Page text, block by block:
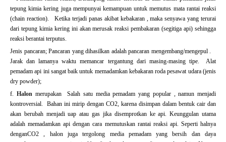
tepung kimia kering juga mempunyai kemampuan untuk memutus mata rantai reaksi
(chain reaction). Ketika terjadi panas akibat kebakaran , maka senyawa yang terurai
dari tepung kimia kering ini akan merusak reaksi pembakaran (segitiga api) sehingga
reaksi berantai terputus.
Jenis pancaran; Pancaran yang dihasilkan adalah pancaran mengembang/mengepul .
Jarak dan lamanya waktu memancar tergantung dari masing-masing tipe. Alat
pemadam api ini sangat baik untuk memadamkan kebakaran roda pesawat udara (jenis
dry powder);
f. Halonmerupakan Salah satu media pemadam yang popular , namun menjadi
kontroversial. Bahan ini mirip dengan CO2, karena disimpan dalam bentuk cair dan
akan berubah menjadi uap atau gas jika disemprotkan ke api. Keunggulan utama
adalah memadamkan api dengan cara memutuskan rantai reaksi api. Seperti halnya
denganCO2 , halon juga tergolong media pemadam yang bersih dan daya